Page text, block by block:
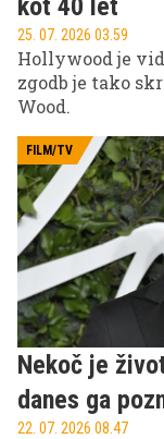
kot 40 let
25. 07. 2026 03.59
Hollywood je
zgodb je tako
Wood.
FILM/TV
Nekoč je
danes ga
22. 07. 2026 08.47